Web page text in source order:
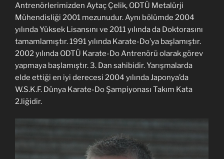
Antrenörlerimizden Aytaç Çelik, ODTÜ Metalürji
Mühendisliği 2001 mezunudur. Aynı bölümde 2004
yılında Yüksek Lisansını ve 2011 yılında da Doktorasını
tamamlamıştır. 1991 yılında Karate-Do’ya başlamıştır.
2002 yılında ODTÜ Karate-Do Antrenörü olarak görev
yapmaya başlamıştır. 3. Dan sahibidir. Yarışmalarda
elde ettiği en iyi derecesi 2004 yılında Japonya’da
W.S.K.F. Dünya Karate-Do Şampiyonası Takım Kata
2.liğidir.